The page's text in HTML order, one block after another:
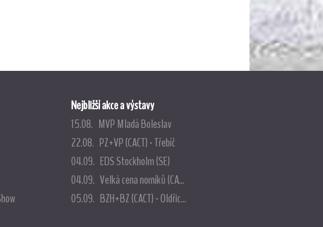
Nejbližší akce a výstavy
15.08. MVP Mladá Boleslav
22.08. PZ+VP (CACT) - Třebíč
04.09. EDS Stockholm (SE)
04.09. Velká cena norníků (CA...
05.09. BZH+BZ (CACT) - Oldřic...